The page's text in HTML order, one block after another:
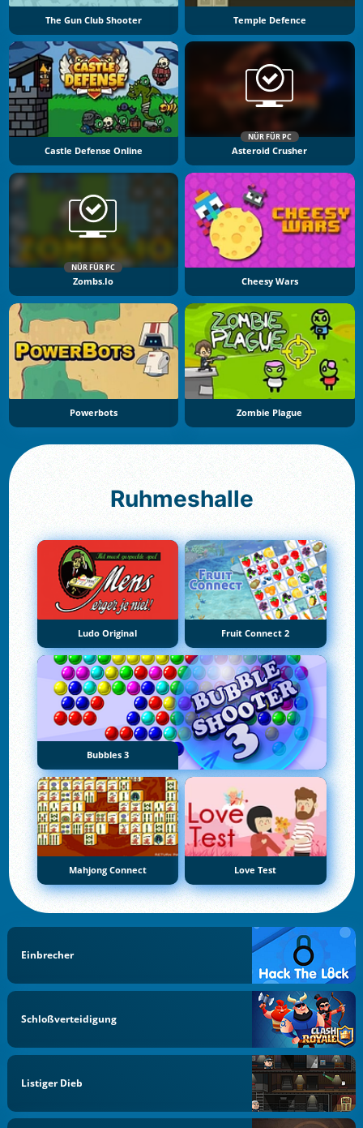
The Gun Club Shooter Temple Defence
Castle Defense Online
NÜR FÜR PC
Asteroid Crusher
NÜR FÜR PC
Zombs.io Cheesy Wars
Powerbots Zombie Plague
Ruhmeshalle
Ludo Original Fruit Connect 2
Bubbles 3
Mahjong Connect Love Test
Einbrecher
Schloßverteidigung
Listiger Dieb